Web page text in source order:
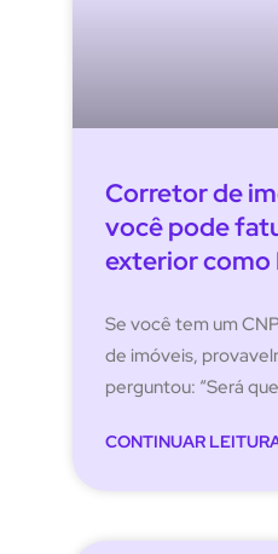
Corretor de
você pode
exterior como
Se você tem um
de imóveis,
perguntou: “Será que
CONTINUAR